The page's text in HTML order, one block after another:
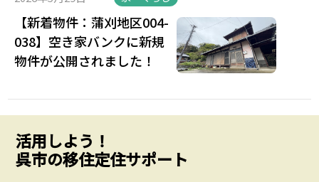
【新着物件：蒲刈地区004-
038】空き家バンクに新規
物件が公開されました！
活用しよう！
呉市の移住定住サポート